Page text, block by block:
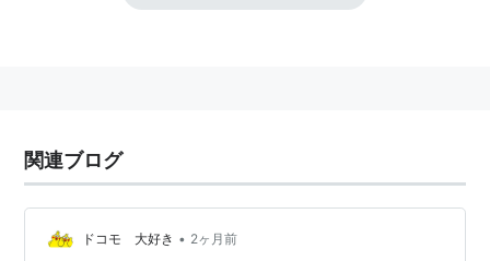
関連ブログ
ドコモ 大好き • 2ヶ月前